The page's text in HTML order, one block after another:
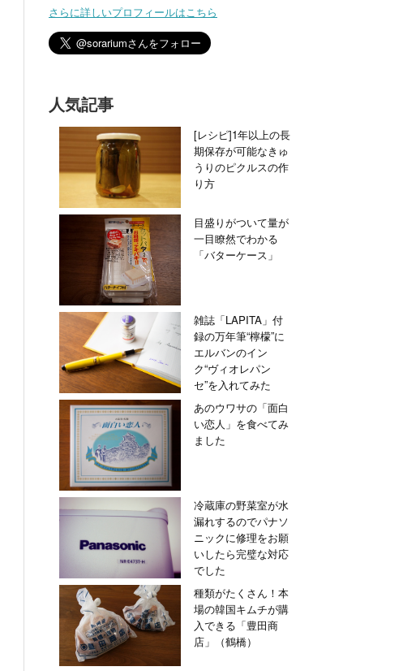
さらに詳しいプロフィールはこちら
人気記事
[レシピ]1年以上の長
期保存が可能なきゅ
うりのピクルスの作
り方
目盛りがついて量が
一目瞭然でわかる
「バターケース」
雑誌「LAPITA」付
録の万年筆“檸檬”に
エルバンのイン
ク“ヴィオレパン
セ”を入れてみた
あのウワサの「面白
い恋人」を食べてみ
ました
冷蔵庫の野菜室が水
漏れするのでパナソ
ニックに修理をお願
いしたら完璧な対応
でした
種類がたくさん！本
場の韓国キムチが購
入できる「豊田商
店」（鶴橋）